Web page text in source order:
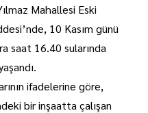
Mahallesi Eski
10 Kasım günü
saat 16.40 sularında
ifadelerine göre,
bir inşaatta çalışan